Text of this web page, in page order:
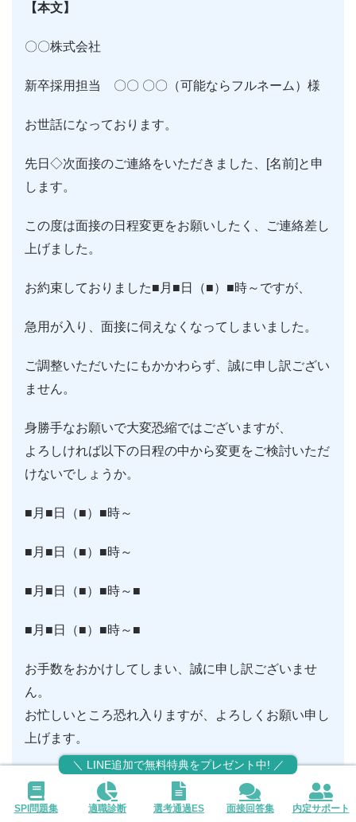
【本文】
〇〇株式会社
新卒採用担当 〇〇 〇〇（可能ならフルネーム）様
お世話になっております。
先日◇次面接のご連絡をいただきました、[名前]と申
します。
この度は面接の日程変更をお願いしたく、ご連絡差し
上げました。
お約束しておりました■月■日（■）■時～ですが、
急用が入り、面接に伺えなくなってしまいました。
ご調整いただいたにもかかわらず、誠に申し訳ござい
ません。
身勝手なお願いで大変恐縮ではございますが、
よろしければ以下の日程の中から変更をご検討いただ
けないでしょうか。
■月■日（■）■時～
■月■日（■）■時～
■月■日（■）■時～■
■月■日（■）■時～■
お手数をおかけしてしまい、誠に申し訳ございませ
ん。
お忙しいところ恐れ入りますが、よろしくお願い申し
上げます。
=================================
〇〇 〇〇（名前フルネーム）
SPI問題集 適職診断 選考通過ES 面接回答集 内定サポート
＼ LINE追加で無料特典をプレゼント中! ／